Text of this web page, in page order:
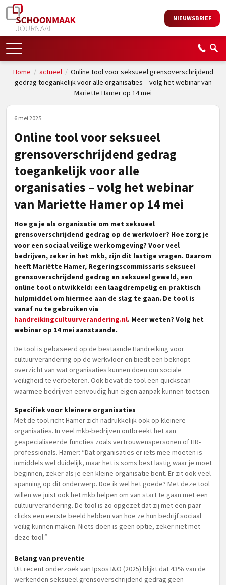
NIEUWSBRIEF
Home / actueel/ Online tool voor seksueel grensoverschrijdend
gedrag toegankelijk voor alle organisaties – volg het webinar van
Mariette Hamer op 14 mei
6 mei 2025
Online tool voor seksueel
grensoverschrijdend gedrag
toegankelijk voor alle
organisaties – volg het webinar
van Mariette Hamer op 14 mei
Hoe ga je als organisatie om met seksueel
grensoverschrijdend gedrag op de werkvloer? Hoe zorg je
voor een sociaal veilige werkomgeving? Voor veel
bedrijven, zeker in het mkb, zijn dit lastige vragen. Daarom
heeft Mariëtte Hamer, Regeringscommissaris seksueel
grensoverschrijdend gedrag en seksueel geweld, een
online tool ontwikkeld: een laagdrempelig en praktisch
hulpmiddel om hiermee aan de slag te gaan. De tool is
vanaf nu te gebruiken via
handreikingcultuurverandering.nl. Meer weten? Volg het
webinar op 14 mei aanstaande.
De tool is gebaseerd op de bestaande Handreiking voor
cultuurverandering op de werkvloer en biedt een beknopt
overzicht van wat organisaties kunnen doen om sociale
veiligheid te verbeteren. Ook bevat de tool een quickscan
waarmee bedrijven eenvoudig hun eigen aanpak kunnen toetsen.
Specifiek voor kleinere organisaties
Met de tool richt Hamer zich nadrukkelijk ook op kleinere
organisaties. In veel mkb-bedrijven ontbreekt het aan
gespecialiseerde functies zoals vertrouwenspersonen of HR-
professionals. Hamer: “Dat organisaties er iets mee moeten is
inmiddels wel duidelijk, maar het is soms best lastig waar je moet
beginnen, zeker als je een kleine organisatie bent. Er zit ook veel
spanning op dit onderwerp. Doe ik wel het goede? Met deze tool
willen we juist ook het mkb helpen om van start te gaan met een
cultuurverandering. De tool is zo opgezet dat zij met een paar
clicks een eerste beeld hebben van hoe ze hun bedrijf sociaal
veilig kunnen maken. Niets doen is geen optie, zeker niet met
deze tool.”
Belang van preventie
Uit recent onderzoek van Ipsos I&O (2025) blijkt dat 43% van de
werkenden seksueel grensoverschrijdend gedrag geen